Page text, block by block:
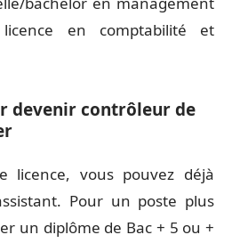
licence en comptabilité et
devenir contrôleur de
licence, vous pouvez déjà
Pour un poste plus
un diplôme de Bac + 5 ou +